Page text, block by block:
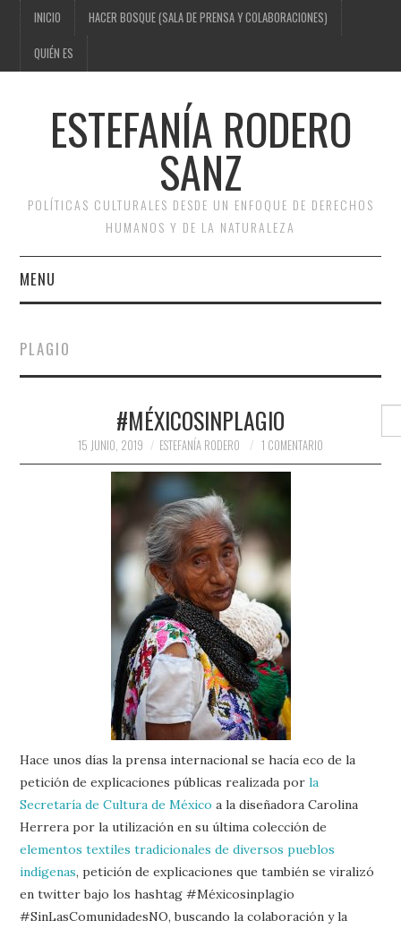
INICIO HACER BOSQUE (SALA DE PRENSA Y COLABORACIONES)
QUIÉN ES
ESTEFANÍA RODERO
SANZ
POLÍTICAS CULTURALES DESDE UN ENFOQUE DE DERECHOS
HUMANOS Y DE LA NATURALEZA
MENU
HACER BOSQUE (SALA DE
COLABORACIONES)
PLAGIO
#MÉXICOSINPLAGIO
15 JUNIO, 2019 ESTEFANÍA RODERO 1 COMENTARIO
Hace unos días la prensa internacional se hacía eco de la
petición de explicaciones públicas realizada porla
Secretaría de Cultura de México a la diseñadora Carolina
Herrera por la utilización en su última colección de
elementos textiles tradicionales de diversos pueblos
indígenas, petición de explicaciones que también se viralizó
en twitter bajo los hashtag #Méxicosinplagio
#SinLasComunidadesNO, buscando la colaboración y la